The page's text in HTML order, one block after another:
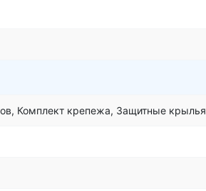
Комплект крепежа, Защитные крылья